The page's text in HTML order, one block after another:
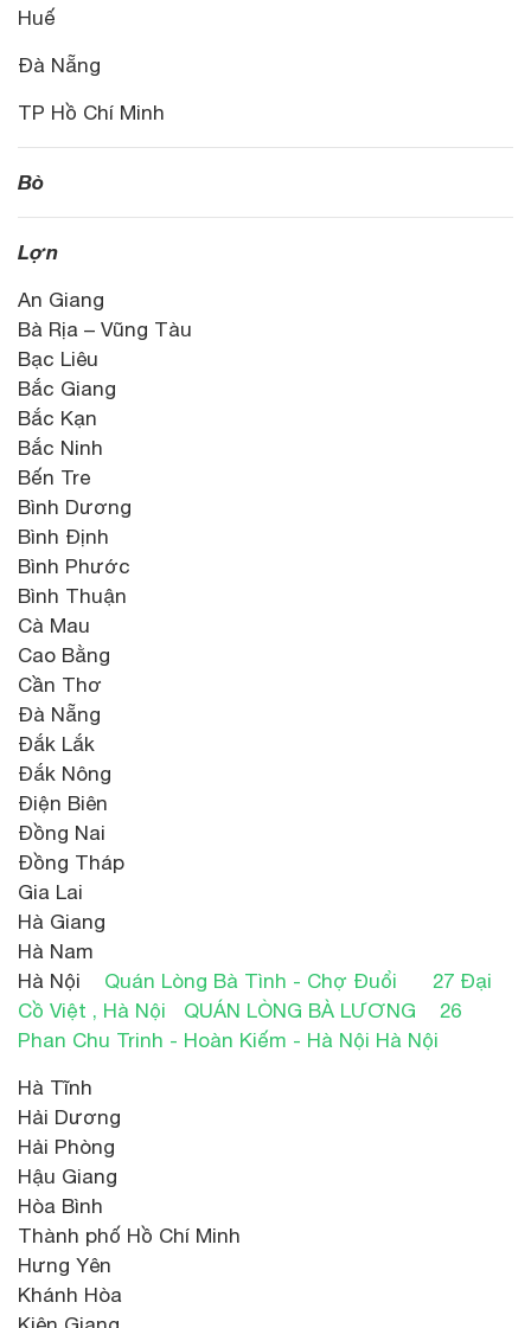
Huế
Đà Nẵng
TP Hồ Chí Minh
Bò
Lợn
An Giang
Bà Rịa – Vũng Tàu
Bạc Liêu
Bắc Giang
Bắc Kạn
Bắc Ninh
Bến Tre
Bình Dương
Bình Định
Bình Phước
Bình Thuận
Cà Mau
Cao Bằng
Cần Thơ
Đà Nẵng
Đắk Lắk
Đắk Nông
Điện Biên
Đồng Nai
Đồng Tháp
Gia Lai
Hà Giang
Hà Nam
Hà Nội Quán Lòng Bà Tình - Chợ Đuổi
27 Đại
Cồ Việt , Hà Nội
QUÁN LÒNG BÀ LƯƠNG
26
Phan Chu Trinh - Hoàn Kiếm - Hà Nội Hà Nội
Hà Tĩnh
Hải Dương
Hải Phòng
Hậu Giang
Hòa Bình
Thành phố Hồ Chí Minh
Hưng Yên
Khánh Hòa